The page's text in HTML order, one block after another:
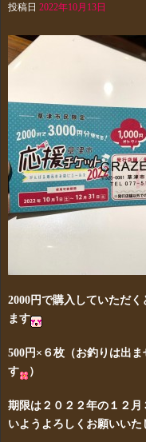
投稿日 2022年10月13日
2000円で購入していただ
ます
500円×６枚（お釣りは出
す
）
期限は２０２２年の１２
いようよろしくお願いいた